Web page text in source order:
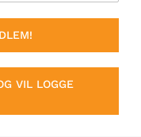
VIL LOGGE